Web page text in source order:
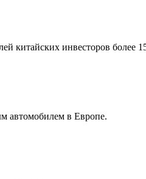
китайских инвесторов более
автомобилем в Европе.